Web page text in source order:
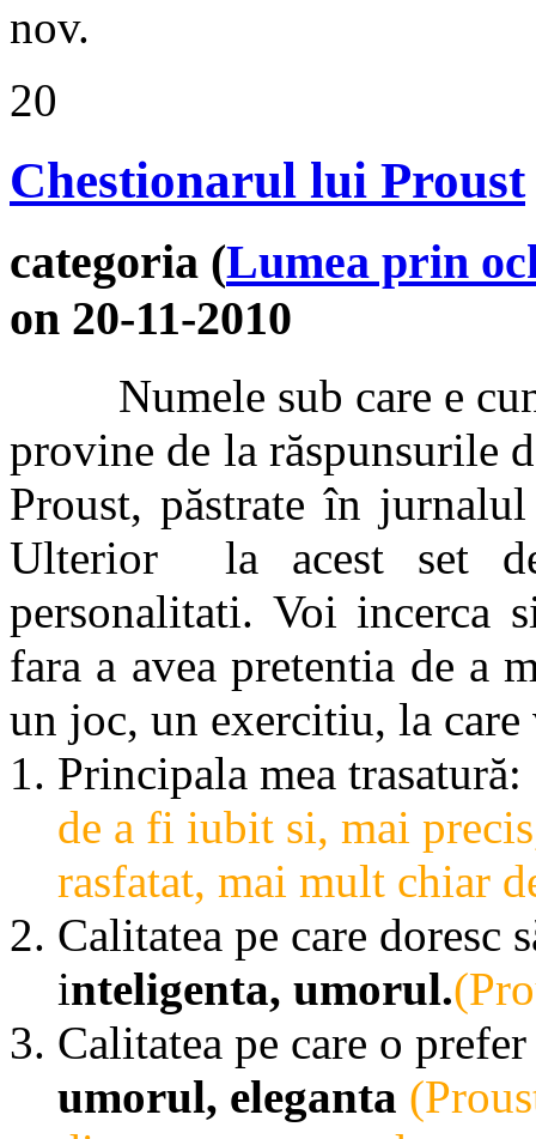
nov.
20
Chestionarul lui Proust
categoria (Lumea prin
on 20-11-2010
Numele sub care e
provine de la răspunsurile
Proust, păstrate în
Ulterior
la acest set
personalitati. Voi incerca
fara a avea pretentia de a
un joc, un exercitiu, la
Principala mea trasatură:
de a fi iubit si, mai
rasfatat, mai mult chiar
Calitatea pe care doresc
inteligenta, umorul.
Calitatea pe care o
umorul, eleganta